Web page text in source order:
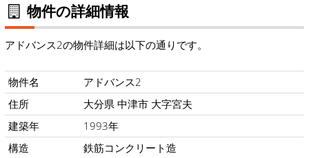
物件の詳細情報
アドバンス2の物件詳細は以下の通りです。
物件名
アドバンス2
住所
大分県 中津市 大字宮夫
建築年
1993年
構造
鉄筋コンクリート造